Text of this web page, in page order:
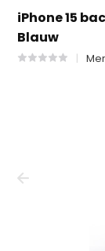
iPhone 15
Blauw